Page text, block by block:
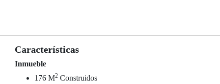
Características
Inmueble
176 M2 Construidos